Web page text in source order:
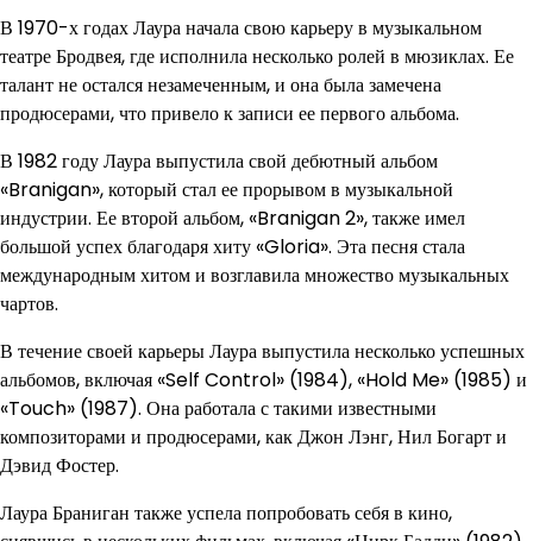
В 1970-х годах Лаура начала свою карьеру в музыкальном
театре Бродвея, где исполнила несколько ролей в мюзиклах. Ее
талант не остался незамеченным, и она была замечена
продюсерами, что привело к записи ее первого альбома.
В 1982 году Лаура выпустила свой дебютный альбом
«Branigan», который стал ее прорывом в музыкальной
индустрии. Ее второй альбом, «Branigan 2», также имел
большой успех благодаря хиту «Gloria». Эта песня стала
международным хитом и возглавила множество музыкальных
чартов.
В течение своей карьеры Лаура выпустила несколько успешных
альбомов, включая «Self Control» (1984), «Hold Me» (1985) и
«Touch» (1987). Она работала с такими известными
композиторами и продюсерами, как Джон Лэнг, Нил Богарт и
Дэвид Фостер.
Лаура Браниган также успела попробовать себя в кино,